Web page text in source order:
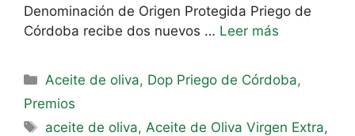
Denominación de Origen Protegida Priego de
Córdoba recibe dos nuevos … Leer más
Aceite de oliva, Dop Priego de Córdoba,
Premios
aceite de oliva,Aceite de Oliva Virgen Extra,